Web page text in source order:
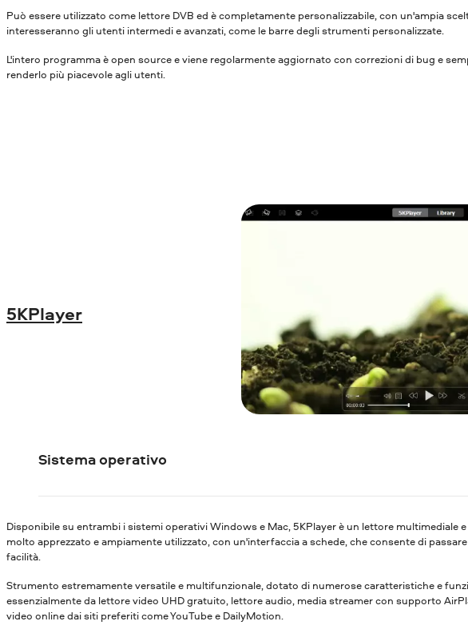
Può essere utilizzato come lettore DVB ed è completamente personalizzabile, con un'ampia
interesseranno gli utenti intermedi e avanzati, come le barre degli strumenti personalizzate.
L'intero programma è open source e viene regolarmente aggiornato con correzioni di bug e
renderlo più piacevole agli utenti.
5KPlayer
Sistema operativo
Disponibile su entrambi i sistemi operativi Windows e Mac, 5KPlayer è un lettore multimediale
molto apprezzato e ampiamente utilizzato, con un'interfaccia a schede, che consente di
facilità.
Strumento estremamente versatile e multifunzionale, dotato di numerose caratteristiche e
essenzialmente da lettore video UHD gratuito, lettore audio, media streamer con supporto
video online dai siti preferiti come YouTube e DailyMotion.